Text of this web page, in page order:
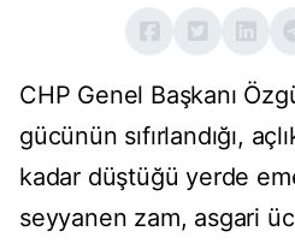
CHP Genel Başkanı
gücünün sıfırlandığı,
kadar düştüğü yerde
seyyanen zam, asgari